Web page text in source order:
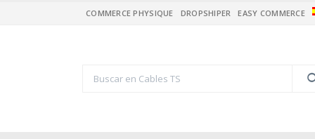
COMMERCE PHYSIQUE DROPSHIPER EASY COMMERCE